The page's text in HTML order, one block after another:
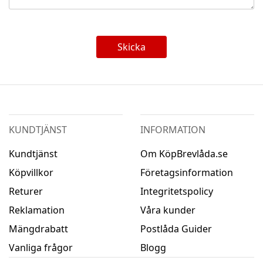
Skicka
KUNDTJÄNST
Kundtjänst
Köpvillkor
Returer
Reklamation
Mängdrabatt
Vanliga frågor
INFORMATION
Om KöpBrevlåda.se
Företagsinformation
Integritetspolicy
Våra kunder
Postlåda Guider
Blogg